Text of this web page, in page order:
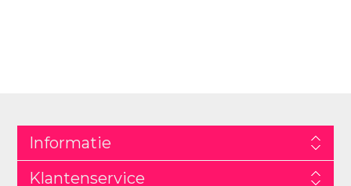
Informatie
Klantenservice